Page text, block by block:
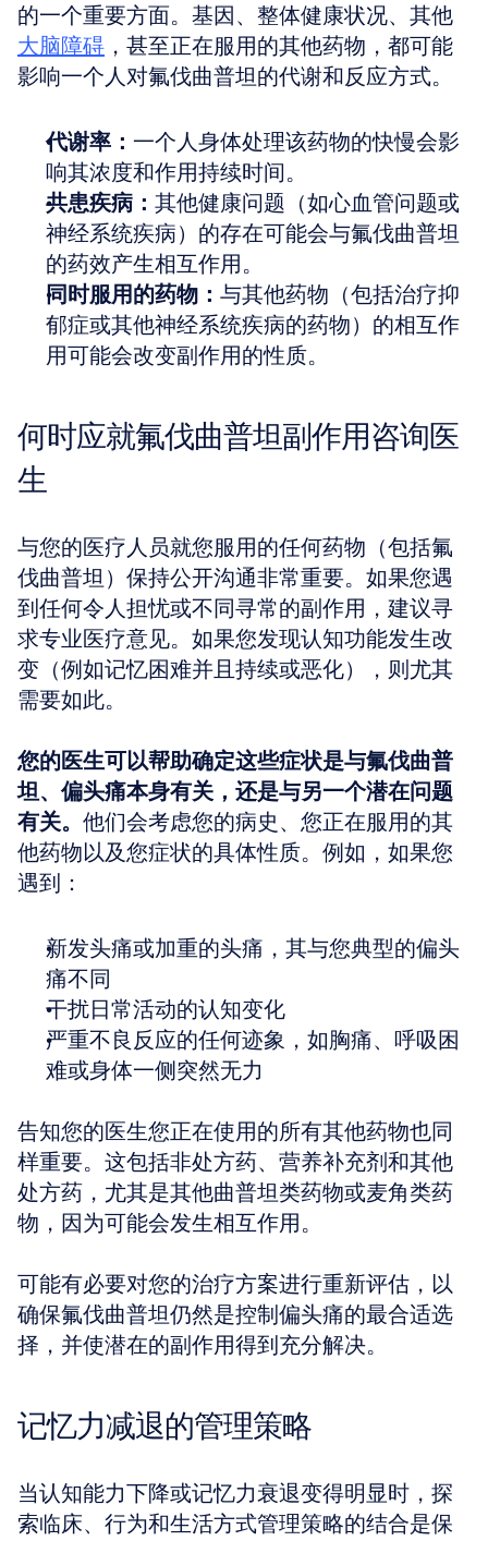
的一个重要方面。基因、整体健康状况、其他
大脑障碍 ，甚至正在服用的其他药物，都可能
影响一个人对氟伐曲普坦的代谢和反应方式。
代谢率： 一个人身体处理该药物的快慢会影
响其浓度和作用持续时间。
共患疾病： 其他健康问题（如心血管问题或
神经系统疾病）的存在可能会与氟伐曲普坦
的药效产生相互作用。
同时服用的药物： 与其他药物（包括治疗抑
郁症或其他神经系统疾病的药物）的相互作
用可能会改变副作用的性质。
何时应就氟伐曲普坦副作用咨询医
生
与您的医疗人员就您服用的任何药物（包括氟
伐曲普坦）保持公开沟通非常重要。如果您遇
到任何令人担忧或不同寻常的副作用，建议寻
求专业医疗意见。如果您发现认知功能发生改
变（例如记忆困难并且持续或恶化），则尤其
需要如此。
您的医生可以帮助确定这些症状是与氟伐曲普
坦、偏头痛本身有关，还是与另一个潜在问题
有关。 他们会考虑您的病史、您正在服用的其
他药物以及您症状的具体性质。例如，如果您
遇到：
新发头痛或加重的头痛，其与您典型的偏头
痛不同
干扰日常活动的认知变化
严重不良反应的任何迹象，如胸痛、呼吸困
难或身体一侧突然无力
告知您的医生您正在使用的所有其他药物也同
样重要。这包括非处方药、营养补充剂和其他
处方药，尤其是其他曲普坦类药物或麦角类药
物，因为可能会发生相互作用。
可能有必要对您的治疗方案进行重新评估，以
确保氟伐曲普坦仍然是控制偏头痛的最合适选
择，并使潜在的副作用得到充分解决。
记忆力减退的管理策略
当认知能力下降或记忆力衰退变得明显时，探
索临床、行为和生活方式管理策略的结合是保